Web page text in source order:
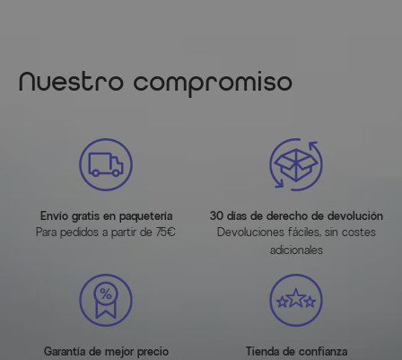
Nuestro compromiso
Envío gratis en paquetería
Para pedidos a partir de 75€
30 días de derecho de devolución
Devoluciones fáciles, sin costes
adicionales
Garantía de mejor precio
Tienda de confianza